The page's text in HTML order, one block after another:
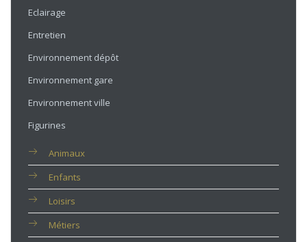
Eclairage
Entretien
Environnement dépôt
Environnement gare
Environnement ville
Figurines
Animaux
Enfants
Loisirs
Métiers